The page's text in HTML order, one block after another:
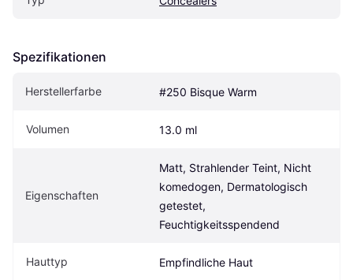
Spezifikationen
Herstellerfarbe #250 Bisque Warm
Volumen 13.0 ml
Eigen­schaften
Matt, Strahlender Teint, Nicht
komedogen, Dermatologisch
getestet,
Feuchtigkeitsspendend
Hauttyp Empfindliche Haut